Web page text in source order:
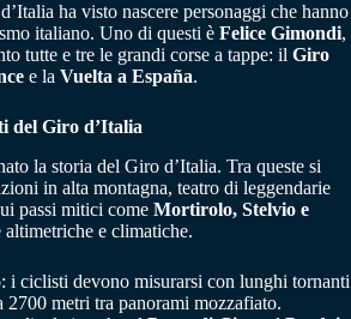
ha visto nascere personaggi che hanno
italiano. Uno di questi è Felice Gimondi,
tutte e tre le grandi corse a tappe: il Giro
e la Vuelta a España.
del Giro d’Italia
la storia del Giro d’Italia. Tra queste si
in alta montagna, teatro di leggendarie
passi mitici come Mortirolo, Stelvio e
e climatiche.
: i ciclisti devono misurarsi con lunghi tornanti
2700 metri tra panorami mozzafiato.